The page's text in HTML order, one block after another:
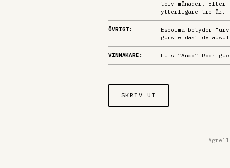
tolv månader.
ytterligare tre år.
ÖVRIGT:
Escolma betyder
görs endast de
VINMAKARE: Luis ”Anxo”
SKRIV UT
Agrell